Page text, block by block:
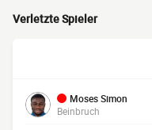
Verletzte Spieler
Moses Simon
Beinbruch